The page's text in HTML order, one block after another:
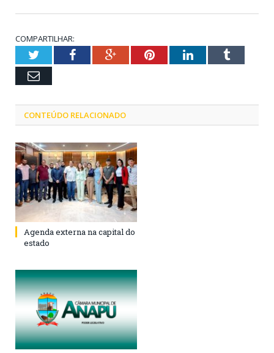
COMPARTILHAR:
TwitterFacebookGoogle+PinterestLinkedInTumblr
Email
CONTEÚDO RELACIONADO
Agenda externa na capital do
estado